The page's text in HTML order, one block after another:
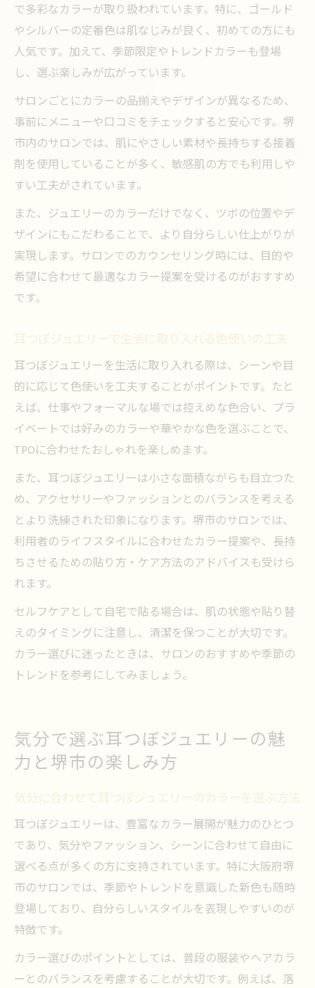
で多彩なカラーが取り扱われています。特に、ゴールド
やシルバーの定番色は肌なじみが良く、初めての方にも
人気です。加えて、季節限定やトレンドカラーも登場
し、選ぶ楽しみが広がっています。
サロンごとにカラーの品揃えやデザインが異なるため、
事前にメニューや口コミをチェックすると安心です。堺
市内のサロンでは、肌にやさしい素材や長持ちする接着
剤を使用していることが多く、敏感肌の方でも利用しや
すい工夫がされています。
また、ジュエリーのカラーだけでなく、ツボの位置やデ
ザインにもこだわることで、より自分らしい仕上がりが
実現します。サロンでのカウンセリング時には、目的や
希望に合わせて最適なカラー提案を受けるのがおすすめ
です。
耳つぼジュエリーで生活に取り入れる色使いの工夫
耳つぼジュエリーを生活に取り入れる際は、シーンや目
的に応じて色使いを工夫することがポイントです。たと
えば、仕事やフォーマルな場では控えめな色合い、プラ
イベートでは好みのカラーや華やかな色を選ぶことで、
TPOに合わせたおしゃれを楽しめます。
また、耳つぼジュエリーは小さな面積ながらも目立つた
め、アクセサリーやファッションとのバランスを考える
とより洗練された印象になります。堺市のサロンでは、
利用者のライフスタイルに合わせたカラー提案や、長持
ちさせるための貼り方・ケア方法のアドバイスも受けら
れます。
セルフケアとして自宅で貼る場合は、肌の状態や貼り替
えのタイミングに注意し、清潔を保つことが大切です。
カラー選びに迷ったときは、サロンのおすすめや季節の
トレンドを参考にしてみましょう。
気分で選ぶ耳つぼジュエリーの魅
力と堺市の楽しみ方
気分に合わせて耳つぼジュエリーのカラーを選ぶ方法
耳つぼジュエリーは、豊富なカラー展開が魅力のひとつ
であり、気分やファッション、シーンに合わせて自由に
選べる点が多くの方に支持されています。特に大阪府堺
市のサロンでは、季節やトレンドを意識した新色も随時
登場しており、自分らしいスタイルを表現しやすいのが
特徴です。
カラー選びのポイントとしては、普段の服装やヘアカラ
ーとのバランスを考慮することが大切です。例えば、落